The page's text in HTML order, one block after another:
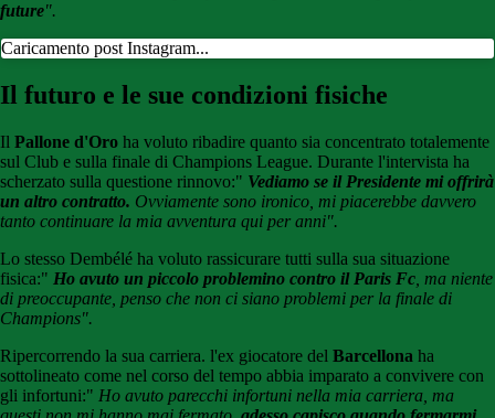
future".
Caricamento post Instagram...
Il futuro e le sue condizioni fisiche
Il Pallone d'Oro ha voluto ribadire quanto sia concentrato totalemente
sul Club e sulla finale di Champions League. Durante l'intervista ha
scherzato sulla questione rinnovo:" Vediamo se il Presidente mi offrirà
un altro contratto. Ovviamente sono ironico, mi piacerebbe davvero
tanto continuare la mia avventura qui per anni".
Lo stesso Dembélé ha voluto rassicurare tutti sulla sua situazione
fisica:" Ho avuto un piccolo problemino contro il Paris Fc , ma niente
di preoccupante, penso che non ci siano problemi per la finale di
Champions".
Ripercorrendo la sua carriera. l'ex giocatore del Barcellona ha
sottolineato come nel corso del tempo abbia imparato a convivere con
gli infortuni:" Ho avuto parecchi infortuni nella mia carriera, ma